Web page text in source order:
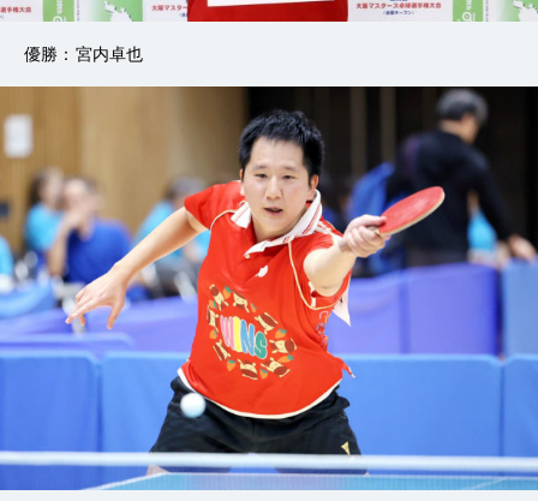
優勝：宮内卓也